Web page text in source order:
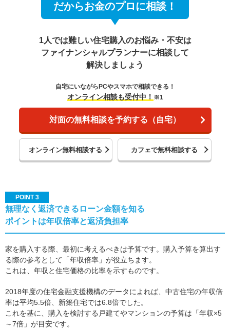
だからお金のプロに相談！
1人では難しい住宅購入のお悩み・不安は
ファイナンシャルプランナーに相談して
解決しましょう
自宅にいながらPCやスマホで相談できる！
オンライン相談も受付中！ ※1
対面の無料相談を予約する（自宅）
オンライン無料相談する カフェで無料相談する
POINT 3
無理なく返済できるローン金額を知る
ポイントは年収倍率と返済負担率
家を購入する際、最初に考えるべきは予算です。購入予算を算出す
る際の参考として「年収倍率」が役立ちます。
これは、年収と住宅価格の比率を示すものです。
2018年度の住宅金融支援機構のデータによれば、中古住宅の年収倍
率は平均5.5倍、新築住宅では6.8倍でした。
これを基に、購入を検討する戸建てやマンションの予算は「年収×5
～7倍」が目安です。